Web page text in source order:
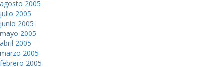
agosto 2005
julio 2005
junio 2005
mayo 2005
abril 2005
marzo 2005
febrero 2005